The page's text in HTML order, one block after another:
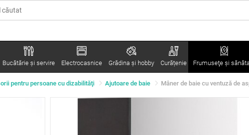
Bucătărie și servire Electrocasnice Grădina şi hobby Curățenie Frumuseţe şi
pentru persoane cu dizabilităţi Ajutoare de baie Mâner de baie cu ventuză de